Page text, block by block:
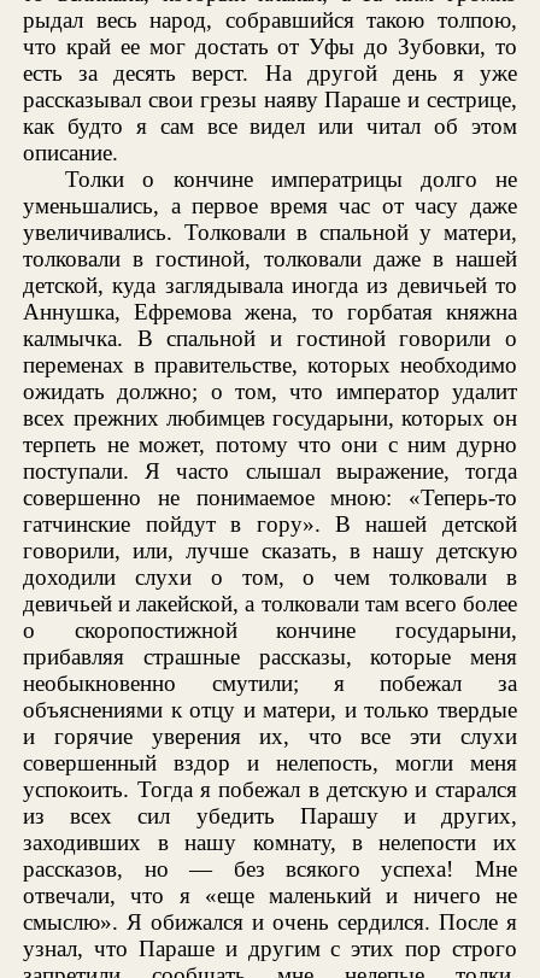
рыдал весь народ, собравшийся такою толпою,
что край ее мог достать от Уфы до Зубовки, то
есть за десять верст. На другой день я уже
рассказывал свои грезы наяву Параше и сестрице,
как будто я сам все видел или читал об этом
описание.
Толки о кончине императрицы долго не
уменьшались, а первое время час от часу даже
увеличивались. Толковали в спальной у матери,
толковали в гостиной, толковали даже в нашей
детской, куда заглядывала иногда из девичьей то
Аннушка, Ефремова жена, то горбатая княжна
калмычка. В спальной и гостиной говорили о
переменах в правительстве, которых необходимо
ожидать должно; о том, что император удалит
всех прежних любимцев государыни, которых он
терпеть не может, потому что они с ним дурно
поступали. Я часто слышал выражение, тогда
совершенно не понимаемое мною: «Теперь-то
гатчинские пойдут в гору». В нашей детской
говорили, или, лучше сказать, в нашу детскую
доходили слухи о том, о чем толковали в
девичьей и лакейской, а толковали там всего более
о скоропостижной кончине государыни,
прибавляя страшные рассказы, которые меня
необыкновенно смутили; я побежал за
объяснениями к отцу и матери, и только твердые
и горячие уверения их, что все эти слухи
совершенный вздор и нелепость, могли меня
успокоить. Тогда я побежал в детскую и старался
из всех сил убедить Парашу и других,
заходивших в нашу комнату, в нелепости их
рассказов, но — без всякого успеха! Мне
отвечали, что я «еще маленький и ничего не
смыслю». Я обижался и очень сердился. После я
узнал, что Параше и другим с этих пор строго